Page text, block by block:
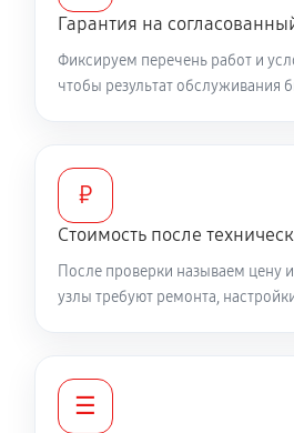
Гарантия на
Фиксируем перечень работ и
чтобы результат обслуживания
₽
Стоимость после
После проверки называем цену
узлы требуют ремонта,
☰